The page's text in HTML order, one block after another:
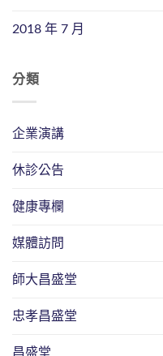
2018 年 7 月
分類
企業演講
休診公告
健康專欄
媒體訪問
師大昌盛堂
忠孝昌盛堂
昌盛堂